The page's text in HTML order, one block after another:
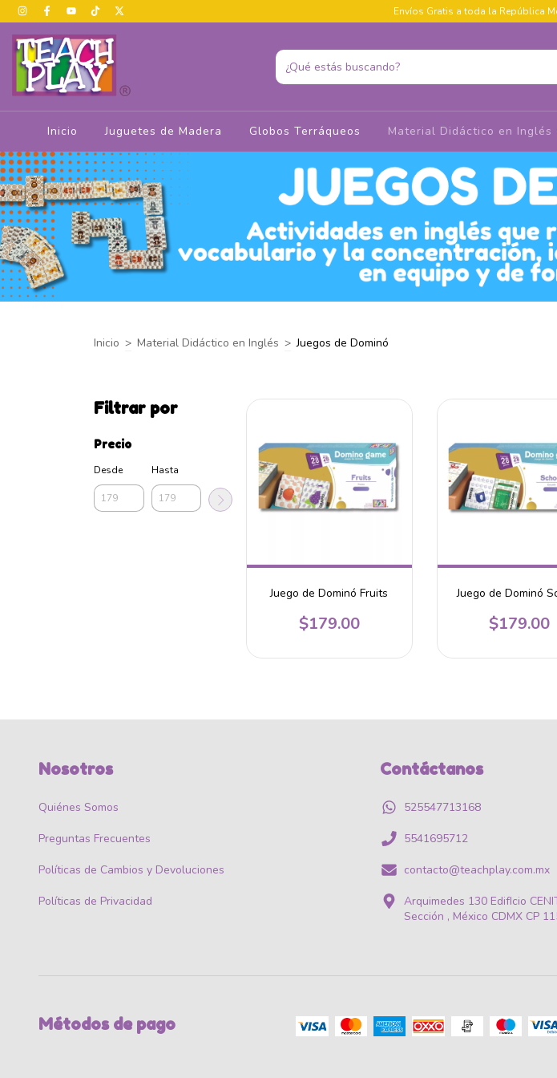
Envíos Gratis a toda la República
Inicio Juguetes de Madera Globos Terráqueos Material Didáctico en Inglés
Inicio > Material Didáctico en Inglés > Juegos de Dominó
Filtrar por
Precio
Desde Hasta
Juego de Dominó Fruits
$179.00
Juego de Dominó
$179.00
Nosotros
Quiénes Somos
Preguntas Frecuentes
Políticas de Cambios y Devoluciones
Políticas de Privacidad
Contáctanos
525547713168
5541695712
contacto@teachplay.com.mx
Arquimedes 130 EdifIcio
Sección , México CDMX CP
Métodos de pago